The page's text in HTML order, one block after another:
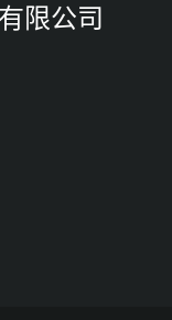
限公司